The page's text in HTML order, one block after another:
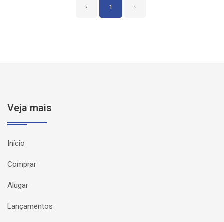
‹ 1 ›
Veja mais
Início
Comprar
Alugar
Lançamentos